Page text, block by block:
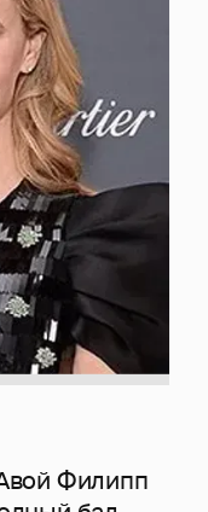
Филипп